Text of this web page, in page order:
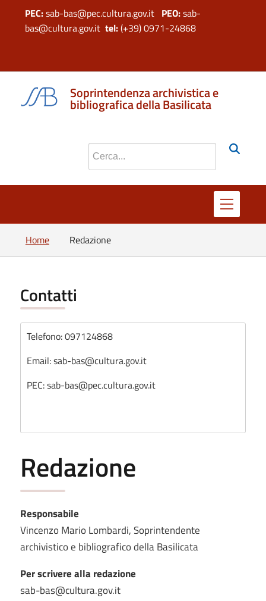
PEC:sab-bas@pec.cultura.gov.it PEO:sab-
bas@cultura.gov.ittel:(+39) 0971-24868
Soprintendenza archivistica e
bibliografica della Basilicata
Cerca nel sito
Home Redazione
Contatti
Telefono: 097124868
Email: sab-bas@cultura.gov.it
PEC: sab-bas@pec.cultura.gov.it
Redazione
Responsabile
Vincenzo Mario Lombardi, Soprintendente
archivistico e bibliografico della Basilicata
Per scrivere alla redazione
sab-bas@cultura.gov.it